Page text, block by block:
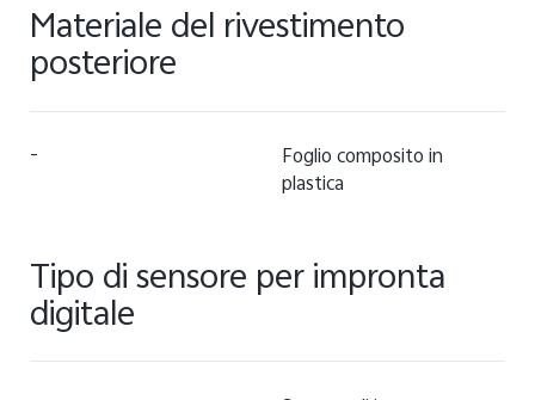
Materiale del rivestimento
posteriore
-
Foglio composito in
plastica
Tipo di sensore per impronta
digitale